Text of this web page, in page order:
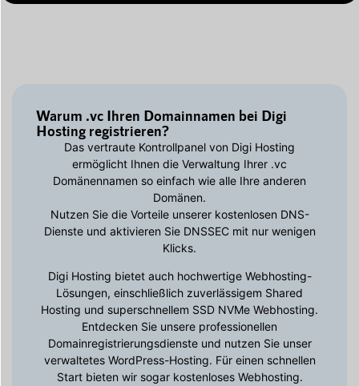
Warum .vc Ihren Domainnamen bei Digi
Hosting registrieren?
Das vertraute Kontrollpanel von Digi Hosting
ermöglicht Ihnen die Verwaltung Ihrer .vc
Domänennamen so einfach wie alle Ihre anderen
Domänen.
Nutzen Sie die Vorteile unserer kostenlosen DNS-
Dienste und aktivieren Sie DNSSEC mit nur wenigen
Klicks.
Digi Hosting bietet auch hochwertige Webhosting-
Lösungen, einschließlich zuverlässigem Shared
Hosting und superschnellem SSD NVMe Webhosting.
Entdecken Sie unsere professionellen
Domainregistrierungsdienste und nutzen Sie unser
verwaltetes WordPress-Hosting. Für einen schnellen
Start bieten wir sogar kostenloses Webhosting.